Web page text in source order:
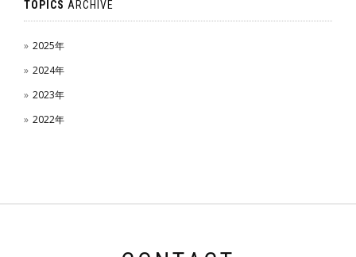
TOPICS ARCHIVE
2025年
2024年
2023年
2022年